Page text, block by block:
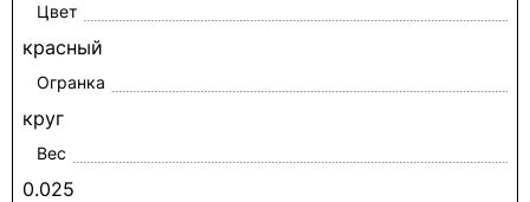
Цвет
красный
Огранка
круг
Вес
0.025